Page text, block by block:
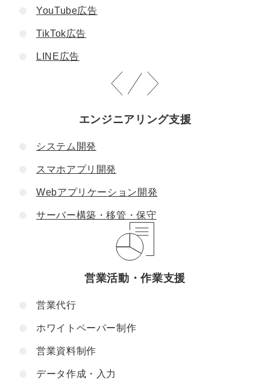
YouTube広告
TikTok広告
LINE広告
エンジニアリング支援
システム開発
スマホアプリ開発
Webアプリケーション開発
サーバー構築・移管・保守
営業活動・作業支援
営業代行
ホワイトペーパー制作
営業資料制作
データ作成・入力